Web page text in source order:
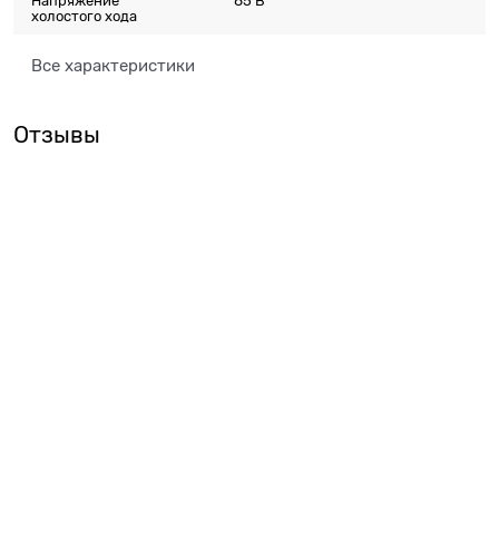
холостого хода
Все характеристики
Отзывы